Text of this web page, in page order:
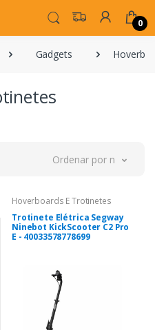
0
Gadgets
Ordenar por novidade
Hoverboards E Trotinetes
Trotinete Elétrica Segway
Ninebot KickScooter C2 Pro
E - 40033578778699